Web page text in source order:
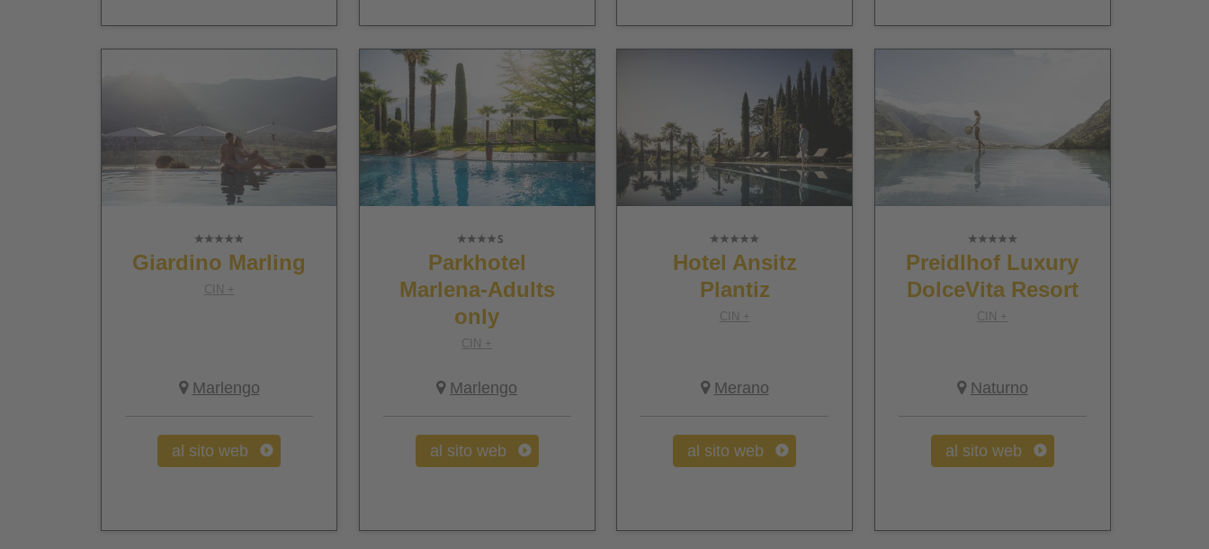
Giardino Marling
CIN +
Marlengo
al sito web
Parkhotel
Marlena-Adults
only
CIN +
Marlengo
al sito web
Hotel Ansitz
Plantiz
CIN +
Merano
al sito web
Preidlhof Luxury
DolceVita Resort
CIN +
Naturno
al sito web